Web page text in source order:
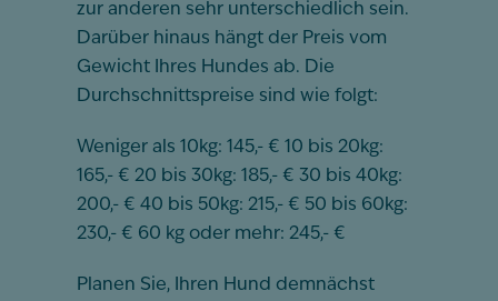
zur anderen sehr unterschiedlich sein.
Darüber hinaus hängt der Preis vom
Gewicht Ihres Hundes ab. Die
Durchschnittspreise sind wie folgt:
Weniger als 10kg: 145,- € 10 bis 20kg:
165,- € 20 bis 30kg: 185,- € 30 bis 40kg:
200,- € 40 bis 50kg: 215,- € 50 bis 60kg:
230,- € 60 kg oder mehr: 245,- €
Planen Sie, Ihren Hund demnächst